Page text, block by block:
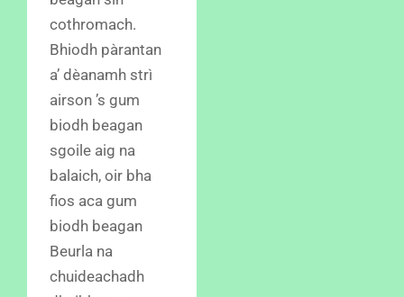
cothromach.
Bhiodh pàrantan
a’ dèanamh strì
airson ’s gum
biodh beagan
sgoile aig na
balaich, oir bha
fios aca gum
biodh beagan
Beurla na
chuideachadh